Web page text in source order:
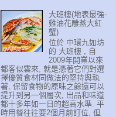
大班樓(地表最強-
雞油花雕蒸大紅
蟹)
位於 中環九如坊
的 大班樓 , 自
2009年開業以來
都客似雲來, 就是憑著它們對選
擇優質食材同做法的堅持與執
著, 保留食物的原味之餘還可以
提升到另一個層次, 出品和味道
都十多年如一日的超高水準. 平
時用餐往往要2個月前訂位, 但